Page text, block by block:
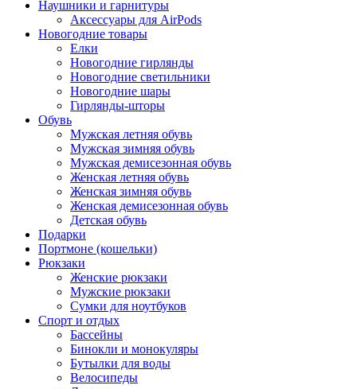
Наушники и гарнитуры
Аксессуары для AirPods
Новогодние товары
Елки
Новогодние гирлянды
Новогодние светильники
Новогодние шары
Гирлянды-шторы
Обувь
Мужская летняя обувь
Мужская зимняя обувь
Мужская демисезонная обувь
Женская летняя обувь
Женская зимняя обувь
Женская демисезонная обувь
Детская обувь
Подарки
Портмоне (кошельки)
Рюкзаки
Женские рюкзаки
Мужские рюкзаки
Сумки для ноутбуков
Спорт и отдых
Бассейны
Бинокли и монокуляры
Бутылки для воды
Велосипеды